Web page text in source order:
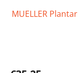
MUELLER